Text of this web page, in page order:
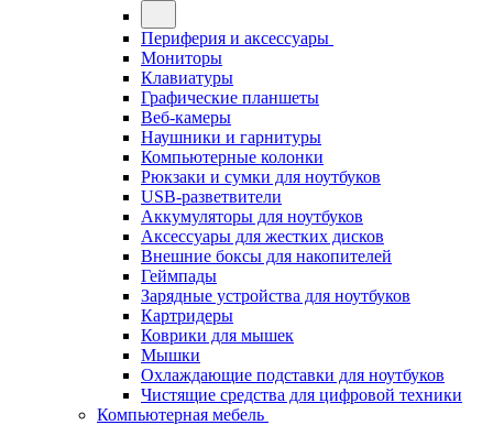
Периферия и аксессуары
Мониторы
Клавиатуры
Графические планшеты
Веб-камеры
Наушники и гарнитуры
Компьютерные колонки
Рюкзаки и сумки для ноутбуков
USB-разветвители
Аккумуляторы для ноутбуков
Аксессуары для жестких дисков
Внешние боксы для накопителей
Геймпады
Зарядные устройства для ноутбуков
Картридеры
Коврики для мышек
Мышки
Охлаждающие подставки для ноутбуков
Чистящие средства для цифровой техники
Компьютерная мебель